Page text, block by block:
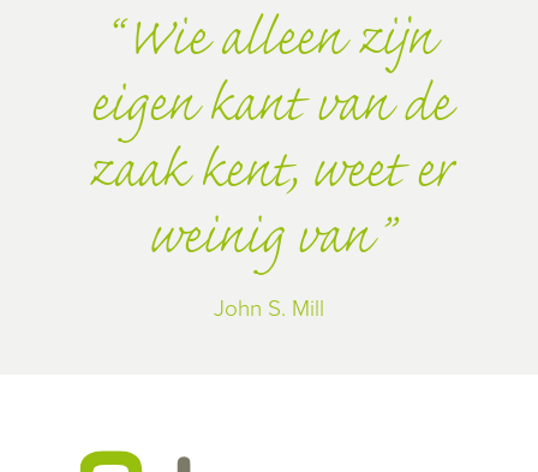
Wie alleen zijn
eigen kant van de
zaak kent, weet er
weinig van
John S. Mill